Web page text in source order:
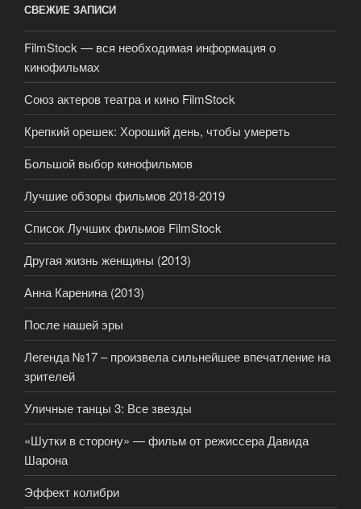
СВЕЖИЕ ЗАПИСИ
FilmStock — вся необходимая информация о
кинофильмах
Союз актеров театра и кино FilmStock
Крепкий орешек: Хороший день, чтобы умереть
Большой выбор кинофильмов
Лучшие обзоры фильмов 2018-2019
Список Лучших фильмов FilmStock
Другая жизнь женщины (2013)
Анна Каренина (2013)
После нашей эры
Легенда №17 – произвела сильнейшее впечатление на
зрителей
Уличные танцы 3: Все звезды
«Шутки в сторону» — фильм от режиссера Давида
Шарона
Эффект колибри